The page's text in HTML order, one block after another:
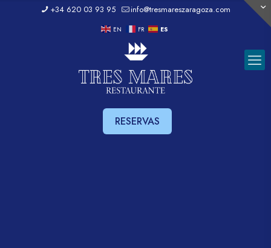
+34 620 03 93 95 info@tresmareszaragoza.com
EN FR ES
RESERVAS